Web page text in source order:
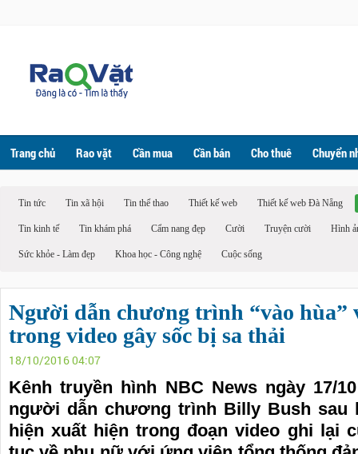
Trang chủ Rao vặt Cần mua Cần bán Cho thuê Chuyển
Tin tức Tin xã hội Tin thể thao Thiết kế web Thiết kế web Đà Nẵng
Tin kinh tế Tin khám phá Cẩm nang đẹp Cười Truyện cười Hình
Sức khỏe - Làm đẹp Khoa học - Công nghệ Cuộc sống
Người dẫn chương trình “vào hùa”
trong video gây sốc bị sa thải
18/10/2016 04:07
Kênh truyền hình NBC News ngày 17/
người dẫn chương trình Billy Bush sau
hiện xuất hiện trong đoạn video ghi lại